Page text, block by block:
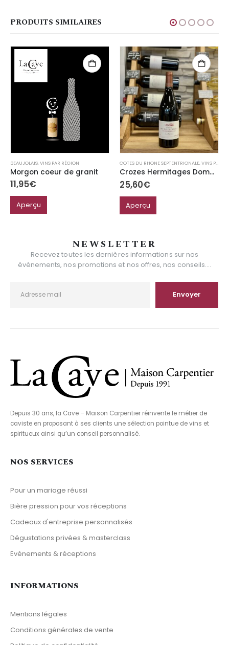
PRODUITS SIMILAIRES
BEAUJOLAIS,VINS PAR RÉGION
Morgon coeur de granit
11,95€
Aperçu
COTES DU RHONE SEPTENTRIONALE,VINS PAR RÉGION
Crozes Hermitages Domaine des Hauts Chassis
25,60€
Aperçu
NEWSLETTER
Recevez toutes les dernières informations sur nos
événements, nos promotions et nos offres, nos conseils....
Depuis 30 ans, la Cave – Maison Carpentier réinvente le métier de
caviste en proposant à ses clients une sélection pointue de vins et
spiritueux ainsi qu’un conseil personnalisé.
NOS SERVICES
Pour un mariage réussi
Bière pression pour vos réceptions
Cadeaux d'entreprise personnalisés
Dégustations privées & masterclass
Evènements & réceptions
INFORMATIONS
Mentions légales
Conditions générales de vente